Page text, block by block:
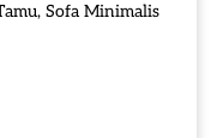
, Sofa Minimalis